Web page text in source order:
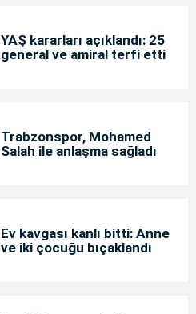
YAŞ kararları açıklandı: 25
general ve amiral terfi etti
Trabzonspor, Mohamed
Salah ile anlaşma sağladı
Ev kavgası kanlı bitti: Anne
ve iki çocuğu bıçaklandı